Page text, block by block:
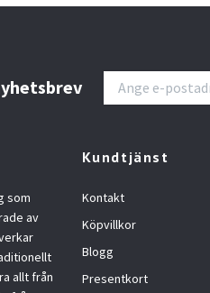
som
av
allt från
Kundtjänst
Kontakt
Köpvillkor
Blogg
Presentkort